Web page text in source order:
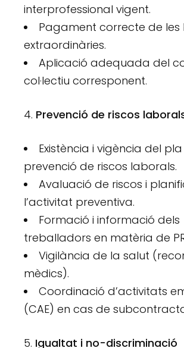
interprofessional vigent.
Pagament correcte de les
extraordinàries.
Aplicació adequada del
col·lectiu corresponent.
Prevenció de riscos
Existència i vigència del
prevenció de riscos laborals.
Avaluació de riscos i
l’activitat preventiva.
Formació i informació dels
treballadors en matèria de
Vigilància de la salut
mèdics).
Coordinació d’activitats
(CAE) en cas de
Igualtat i no-discriminació